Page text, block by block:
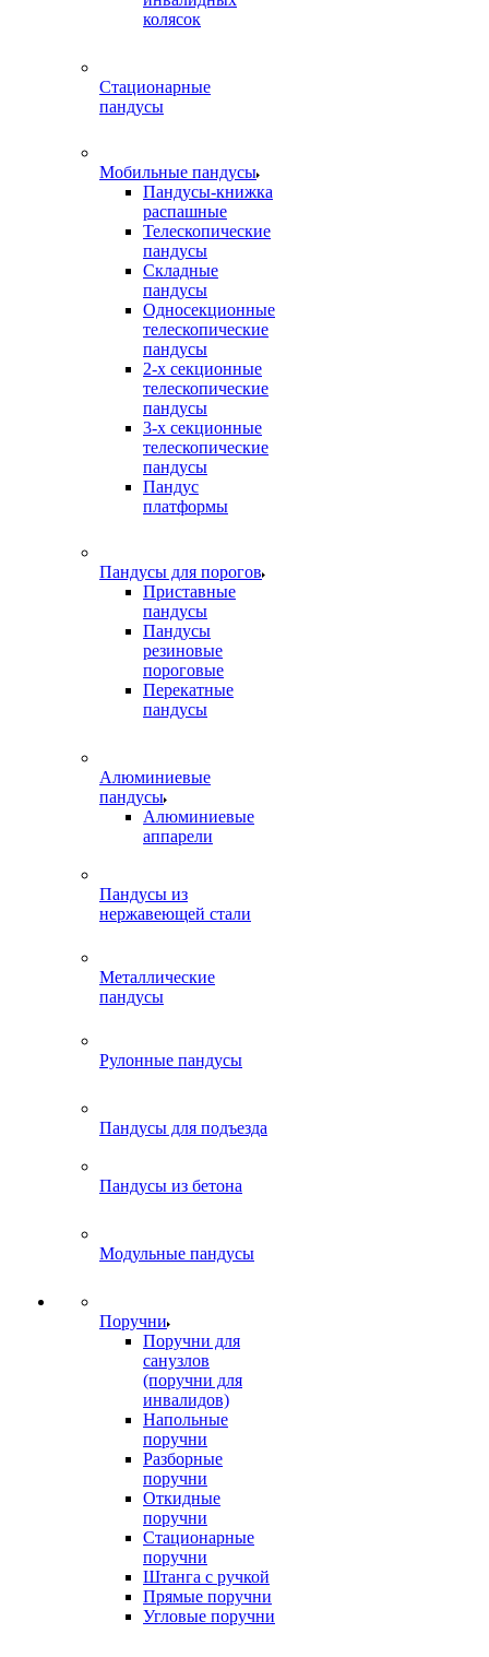
колясок
Стационарные
пандусы
Мобильные пандусы
Пандусы-книжка
распашные
Телескопические
пандусы
Складные
пандусы
Односекционные
телескопические
пандусы
2-х секционные
телескопические
пандусы
3-х секционные
телескопические
пандусы
Пандус
платформы
Пандусы для порогов
Приставные
пандусы
Пандусы
резиновые
пороговые
Перекатные
пандусы
Алюминиевые
пандусы
Алюминиевые
аппарели
Пандусы из
нержавеющей стали
Металлические
пандусы
Рулонные пандусы
Пандусы для подъезда
Пандусы из бетона
Модульные пандусы
Поручни
Поручни для
санузлов
(поручни для
инвалидов)
Напольные
поручни
Разборные
поручни
Откидные
поручни
Стационарные
поручни
Штанга с ручкой
Прямые поручни
Угловые поручни